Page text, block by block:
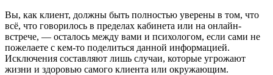
Вы, как клиент, должны быть полностью уверены в том, что
всё, что говорилось в пределах кабинета или на онлайн-
встрече, — осталось между вами и психологом, если сами не
пожелаете с кем-то поделиться данной информацией.
Исключения составляют лишь случаи, которые угрожают
жизни и здоровью самого клиента или окружающим.